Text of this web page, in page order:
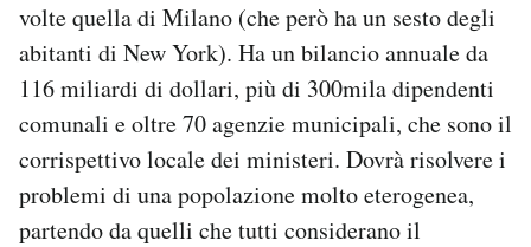
volte quella di Milano (che però ha un sesto degli
abitanti di New York). Ha un bilancio annuale da
116 miliardi di dollari, più di 300mila dipendenti
comunali e oltre 70 agenzie municipali, che sono il
corrispettivo locale dei ministeri. Dovrà risolvere i
problemi di una popolazione molto eterogenea,
partendo da quelli che tutti considerano il